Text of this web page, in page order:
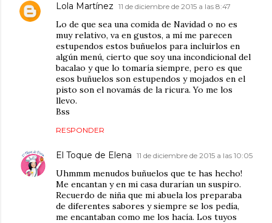
Lola Martínez 11 de diciembre de 2015 a las 8:47
Lo de que sea una comida de Navidad o no es
muy relativo, va en gustos, a mí me parecen
estupendos estos buñuelos para incluirlos en
algún menú, cierto que soy una incondicional del
bacalao y que lo tomaría siempre, pero es que
esos buñuelos son estupendos y mojados en el
pisto son el novamás de la ricura. Yo me los
llevo.
Bss
RESPONDER
El Toque de Elena 11 de diciembre de 2015 a las 10:05
Uhmmm menudos buñuelos que te has hecho!
Me encantan y en mi casa durarían un suspiro.
Recuerdo de niña que mi abuela los preparaba
de diferentes sabores y siempre se los pedía,
me encantaban como me los hacía. Los tuyos